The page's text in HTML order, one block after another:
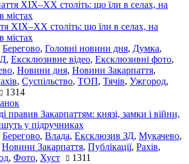
ХІХ–ХХ століть: що їли в селах, на
містах
Берегово, Головні новини дня, Думка,
, Ексклюзивне відео, Ексклюзивні фото,
, Новини дня, Новини Закарпаття,
, Суспільство, ТОП, Тячів, Ужгород,
1314
правив Закарпаттям: князі, замки і війни,
у підручниках
Берегово, Влада, Ексклюзив ЗД, Мукачево,
Новини Закарпаття, Публікації, Рахів,
, Фото, Хуст 1311